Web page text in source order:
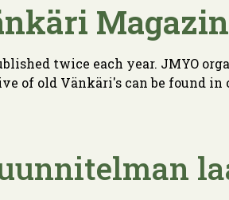
twice each year. JMYO
of old Vänkäri's can be found in